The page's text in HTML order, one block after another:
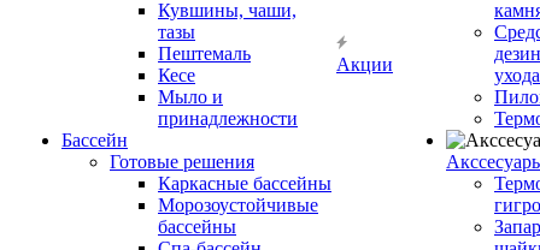
Кувшины, чаши,
тазы
Пештемаль
Кесе
Мыло и
принадлежности
Бассейн
Готовые решения
Каркасные бассейны
Морозоустойчивые
бассейны
Акции
ухода